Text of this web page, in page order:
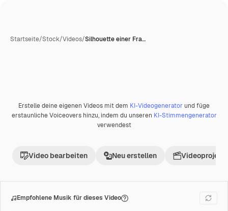
Startseite/Stock/Videos/Silhouette einer Fra…
Premium
Erstelle deine eigenen Videos mit dem KI-Videogenerator und füge
erstaunliche Voiceovers hinzu, indem du unseren KI-Stimmengenerator
verwendest
Video bearbeiten Neu erstellen Videoprojekt
Empfohlene Musik für dieses Video